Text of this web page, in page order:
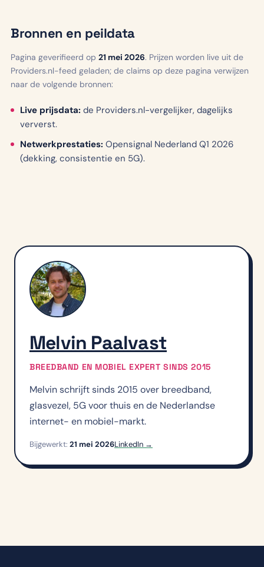
Bronnen en peildata
Pagina geverifieerd op 21 mei 2026. Prijzen worden live uit de
Providers.nl-feed geladen; de claims op deze pagina verwijzen
naar de volgende bronnen:
Live prijsdata: de Providers.nl-vergelijker, dagelijks
ververst.
Netwerkprestaties: Opensignal Nederland Q1 2026
(dekking, consistentie en 5G).
Melvin Paalvast
BREEDBAND EN MOBIEL EXPERT SINDS 2015
Melvin schrijft sinds 2015 over breedband,
glasvezel, 5G voor thuis en de Nederlandse
internet- en mobiel-markt.
Bijgewerkt: 21 mei 2026LinkedIn →